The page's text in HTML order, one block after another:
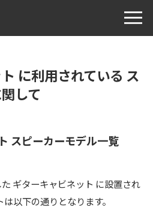
に利用されている ス
して
スピーカーモデル一覧
ギターキャビネット に設置され
以下の通りとなります。